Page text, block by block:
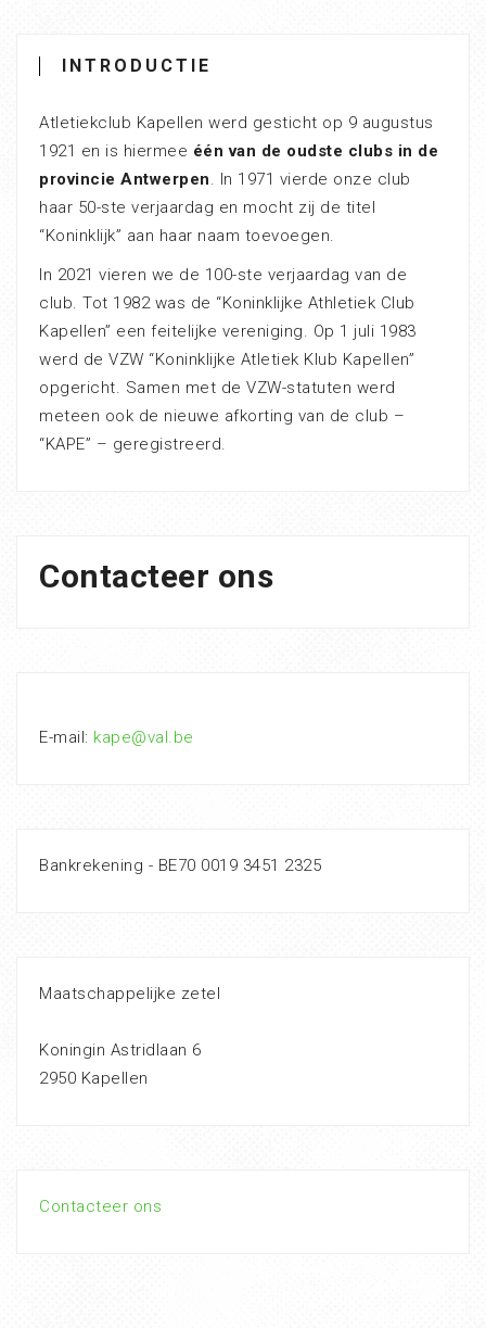
INTRODUCTIE
Atletiekclub Kapellen werd gesticht op 9 augustus
1921 en is hiermee één van de oudste clubs in de
provincie Antwerpen. In 1971 vierde onze club
haar 50-ste verjaardag en mocht zij de titel
“Koninklijk” aan haar naam toevoegen.
In 2021 vieren we de 100-ste verjaardag van de
club. Tot 1982 was de “Koninklijke Athletiek Club
Kapellen” een feitelijke vereniging. Op 1 juli 1983
werd de VZW “Koninklijke Atletiek Klub Kapellen”
opgericht. Samen met de VZW-statuten werd
meteen ook de nieuwe afkorting van de club –
“KAPE” – geregistreerd.
Contacteer ons
E-mail: kape@val.be
Bankrekening - BE70 0019 3451 2325
Maatschappelijke zetel
Koningin Astridlaan 6
2950 Kapellen
Contacteer ons